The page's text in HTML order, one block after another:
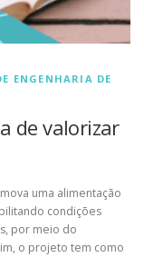
ENGENHARIA DE
de valorizar
uma alimentação
condições
por meio do
o projeto tem como